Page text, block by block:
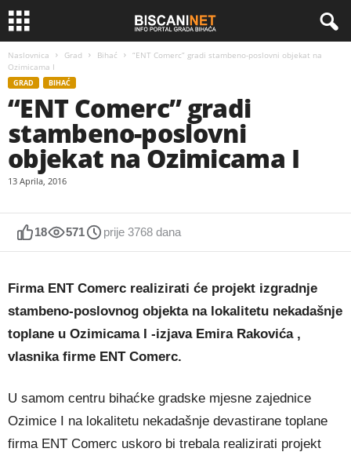
Naslovnica Grad Bihać
“ENT Comerc” gradi stambeno-poslovni objekat na
Ozimicama I
GRAD BIHAĆ
“ENT Comerc” gradi
stambeno-poslovni
objekat na Ozimicama I
13 Aprila, 2016
18 571 prije 3768 dana
Firma ENT Comerc realizirati će projekt izgradnje
stambeno-poslovnog objekta na lokalitetu nekadašnje
toplane u Ozimicama I -izjava Emira Rakovića ,
vlasnika firme ENT Comerc.
U samom centru bihaćke gradske mjesne zajednice
Ozimice I na lokalitetu nekadašnje devastirane toplane
firma ENT Comerc uskoro bi trebala realizirati projekt